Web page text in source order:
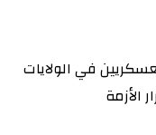
في الولايات
الأزمة